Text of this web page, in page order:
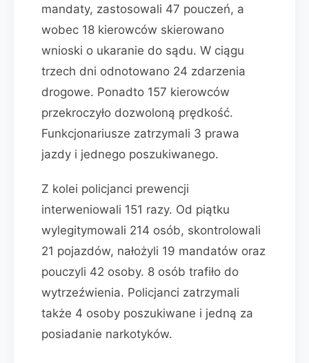
mandaty, zastosowali 47 pouczeń, a
wobec 18 kierowców skierowano
wnioski o ukaranie do sądu. W ciągu
trzech dni odnotowano 24 zdarzenia
drogowe. Ponadto 157 kierowców
przekroczyło dozwoloną prędkość.
Funkcjonariusze zatrzymali 3 prawa
jazdy i jednego poszukiwanego.
Z kolei policjanci prewencji
interweniowali 151 razy. Od piątku
wylegitymowali 214 osób, skontrolowali
21 pojazdów, nałożyli 19 mandatów oraz
pouczyli 42 osoby. 8 osób trafiło do
wytrzeźwienia. Policjanci zatrzymali
także 4 osoby poszukiwane i jedną za
posiadanie narkotyków.